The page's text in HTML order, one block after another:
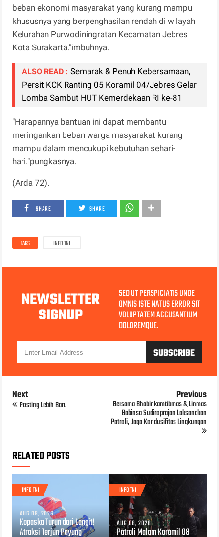
beban ekonomi masyarakat yang kurang mampu
khususnya yang berpenghasilan rendah di wilayah
Kelurahan Purwodiningratan Kecamatan Jebres
Kota Surakarta."imbuhnya.
ALSO READ : Semarak & Penuh Kebersamaan,
Persit KCK Ranting 05 Koramil 04/Jebres Gelar
Lomba Sambut HUT Kemerdekaan RI ke-81
"Harapannya bantuan ini dapat membantu
meringankan beban warga masyarakat kurang
mampu dalam mencukupi kebutuhan sehari-
hari."pungkasnya.
(Arda 72).
SHARE SHARE
TAGS INFO TNI
NEWSLETTER
SIGNUP
SED UT PERSPICIATIS UNDE
OMNIS ISTE NATUS ERROR SIT
VOLUPTATEM ACCUSANTIUM
DOLOREMQUE.
Next
Posting Lebih Baru
Previous
Bersama Bhabinkamtibmas & Linmas
Babinsa Sudiroprajan Laksanakan
Patroli, Jaga Kondusifitas Lingkungan
RELATED POSTS
INFO TNI
AUG 08, 2026
Kopaska Turun dari Langit!
Atraksi Terjun Payung
INFO TNI
AUG 08, 2026
Patroli Malam Koramil 08